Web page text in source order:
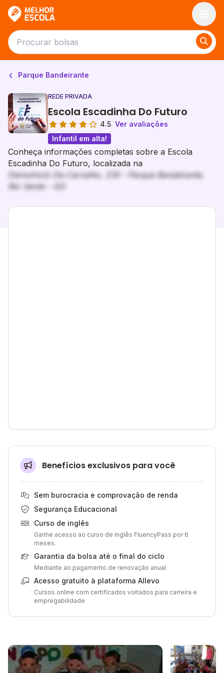
Parque Bandeirante
REDE PRIVADA
Escola Escadinha Do Futuro
4.5 Ver avaliações
Infantil em alta!
Conheça informações completas sobre a Escola
Escadinha Do Futuro, localizada na
Demolincio De Carvalho, 235 - Parque Bandeirante,
Rio Verde - GO
Benefícios exclusivos para você
Sem burocracia e comprovação de renda
Segurança Educacional
Curso de inglês
Ganhe acesso ao curso de inglês FluencyPass por 6
meses.
Garantia da bolsa até o final do ciclo
Mediante ao pagamento de renovação anual
Acesso gratuito à plataforma Allevo
Cursos online com certificados voltados para carreira e
empregabilidade
Galeria de imagem